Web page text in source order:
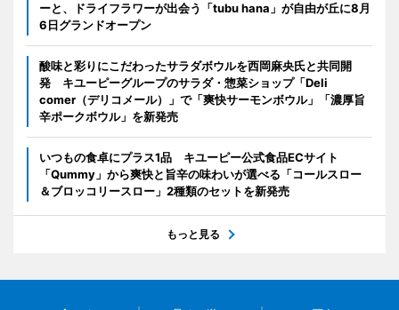
ーと、ドライフラワーが出会う「tubu hana」が自由が丘に8月
6日グランドオープン
酸味と彩りにこだわったサラダボウルを西岡麻央氏と共同開
発 キユーピーグループのサラダ・惣菜ショップ「Deli
comer（デリコメール）」で「爽快サーモンボウル」「濃厚旨
辛ポークボウル」を新発売
いつもの食卓にプラス1品 キユーピー公式食品ECサイト
「Qummy」から爽快と旨辛の味わいが選べる「コールスロー
＆ブロッコリースロー」2種類のセットを新発売
もっと見る